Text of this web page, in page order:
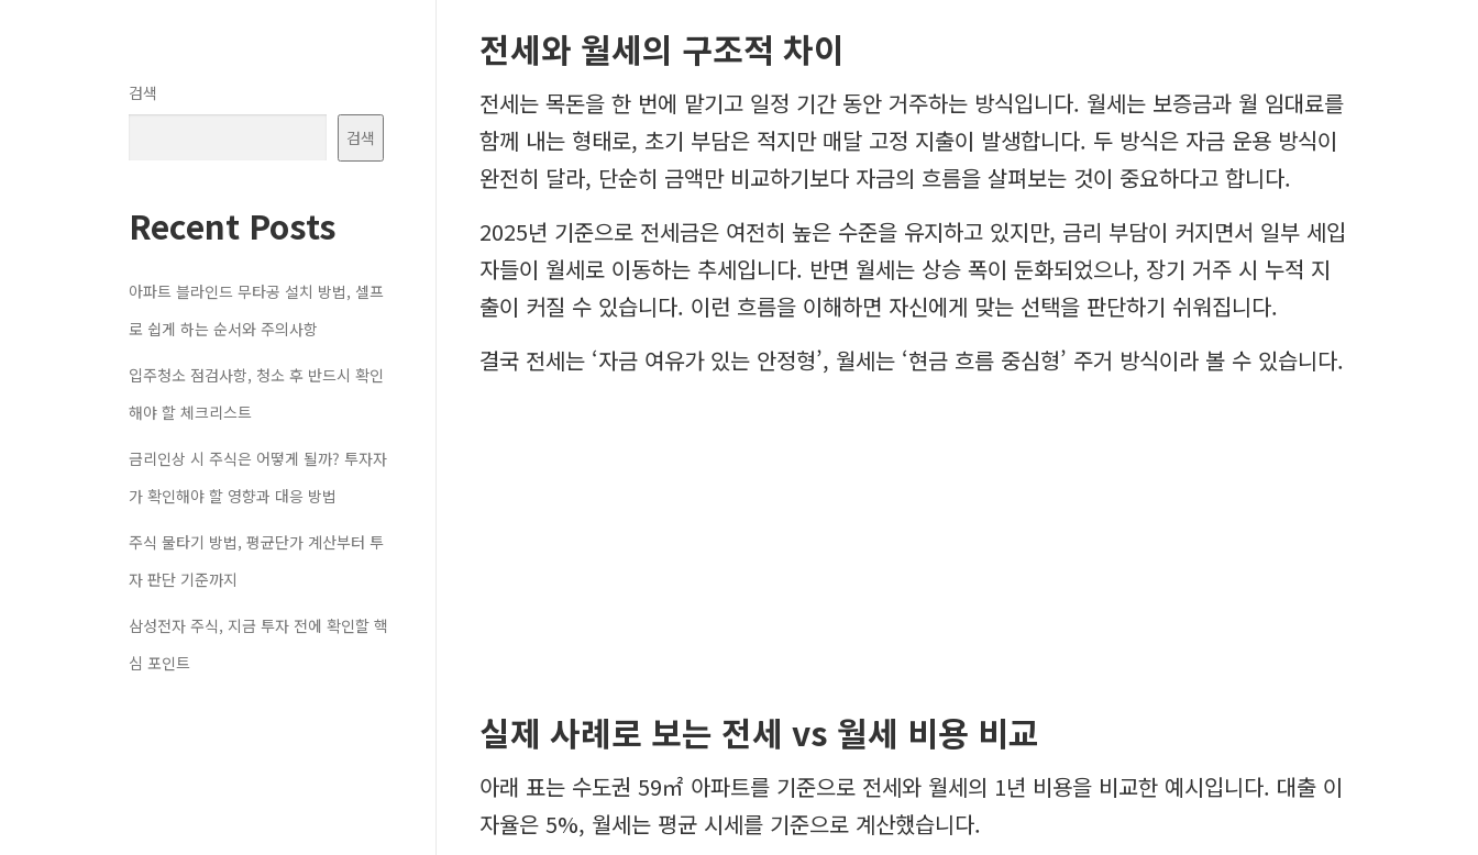
전세와 월세의 구조적 차이
전세는 목돈을 한 번에 맡기고 일정 기간 동안 거주하는 방식입니다. 월세는 보증금과 월 임대료를
함께 내는 형태로, 초기 부담은 적지만 매달 고정 지출이 발생합니다. 두 방식은 자금 운용 방식이
완전히 달라, 단순히 금액만 비교하기보다 자금의 흐름을 살펴보는 것이 중요하다고 합니다.
2025년 기준으로 전세금은 여전히 높은 수준을 유지하고 있지만, 금리 부담이 커지면서 일부 세입
자들이 월세로 이동하는 추세입니다. 반면 월세는 상승 폭이 둔화되었으나, 장기 거주 시 누적 지
출이 커질 수 있습니다. 이런 흐름을 이해하면 자신에게 맞는 선택을 판단하기 쉬워집니다.
결국 전세는 ‘자금 여유가 있는 안정형’, 월세는 ‘현금 흐름 중심형’ 주거 방식이라 볼 수 있습니다.
실제 사례로 보는 전세 vs 월세 비용 비교
아래 표는 수도권 59㎡ 아파트를 기준으로 전세와 월세의 1년 비용을 비교한 예시입니다. 대출 이
자율은 5%, 월세는 평균 시세를 기준으로 계산했습니다.
검색
검색
Recent Posts
아파트 블라인드 무타공 설치 방법, 셀프
로 쉽게 하는 순서와 주의사항
입주청소 점검사항, 청소 후 반드시 확인
해야 할 체크리스트
금리인상 시 주식은 어떻게 될까? 투자자
가 확인해야 할 영향과 대응 방법
주식 물타기 방법, 평균단가 계산부터 투
자 판단 기준까지
삼성전자 주식, 지금 투자 전에 확인할 핵
심 포인트